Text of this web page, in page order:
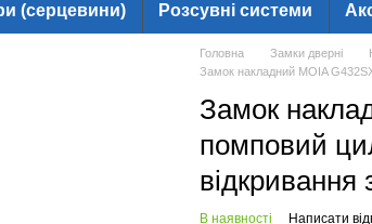
(серцевини) Розсувні системи
Головна Замки дверні
Замок накладний MOIA
Замок
помповий
В наявності Написати